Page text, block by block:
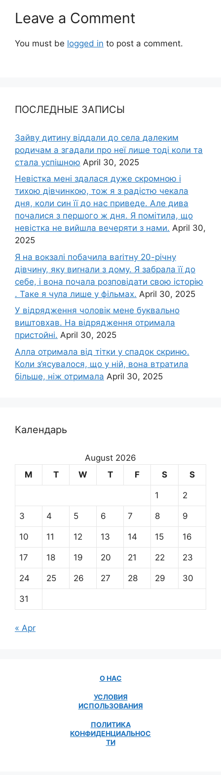
Leave a Comment
You must be logged in to post a comment.
ПОСЛЕДНЫЕ ЗАПИСЫ
Зайву дитину віддали до села далеким
родичам а згадали про неї лише тоді коли та
стала успішною April 30, 2025
Невістка мені здалася дуже скромною і
тихою дівчинкою, тож я з радістю чекала
дня, коли син її до нас приведе. Але дива
почалися з першого ж дня. Я помітила, що
невістка не вийшла вечеряти з нами. April 30,
2025
Я на вокзалі побачила ваrітну 20-річну
дівчину, яку виrнали з дому. Я забрала її до
себе, і вона почала розповідати свою історію
. Таке я чула лише у фільмах. April 30, 2025
У відрядження чоловік мене буквально
виштовхав. На відрядження отримала
пристойні. April 30, 2025
Алла отримала від тітки у спадок скриню.
Коли з’ясувалося, що у ній, вона втратила
більше, ніж отримала April 30, 2025
Календарь
August 2026
M
T W T F S S
1 2
3 4 5 6 7 8 9
10 11 12 13 14 15 16
17 18 19 20 21 22 23
24 25 26 27 28 29 30
31
« Apr
О НАС
УСЛОВИЯ
ИСПОЛЬЗОВАНИЯ
ПОЛИТИКА
КОНФИДЕНЦИАЛЬНОС
ТИ